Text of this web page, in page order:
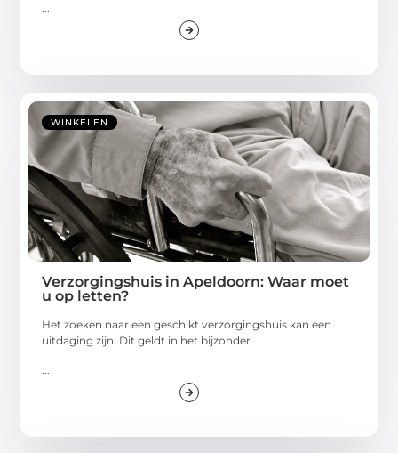
...
WINKELEN
Verzorgingshuis in Apeldoorn: Waar moet
u op letten?
Het zoeken naar een geschikt verzorgingshuis kan een
uitdaging zijn. Dit geldt in het bijzonder